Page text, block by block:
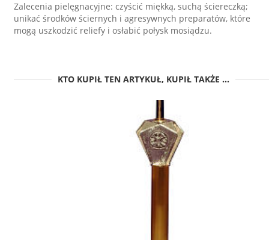
Zalecenia pielęgnacyjne: czyścić miękką, suchą ściereczką;
unikać środków ściernych i agresywnych preparatów, które
mogą uszkodzić reliefy i osłabić połysk mosiądzu.
KTO KUPIŁ TEN ARTYKUŁ, KUPIŁ TAKŻE ...